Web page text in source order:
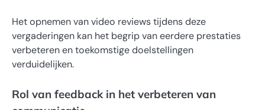
Het opnemen van video reviews tijdens deze
vergaderingen kan het begrip van eerdere prestaties
verbeteren en toekomstige doelstellingen
verduidelijken.
Rol van feedback in het verbeteren van